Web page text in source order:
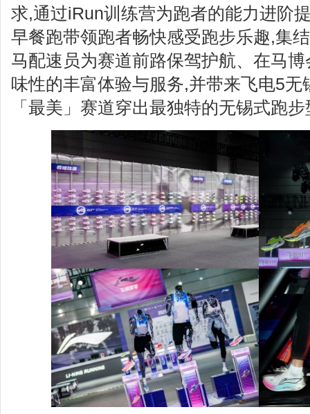
求,通过iRun训练营为跑者的能力进阶
早餐跑带领跑者畅快感受跑步乐趣,集
马配速员为赛道前路保驾护航、在马
味性的丰富体验与服务,并带来飞电5无
「最美」赛道穿出最独特的无锡式跑